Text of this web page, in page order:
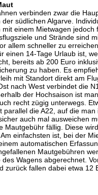
verbinden zwar die
der südlichen Algarve.
mit einem Mietwagen jedoch
und Strände sind
allem schneller zu
einen 14-Tage Urlaub ist,
bereits ab 200 Euro
zu haben. Es
mit Standort direkt am
nach West verbindet die
der Hochsaison ist
recht zügig unterwegs.
parallel die A22, auf die man
auch mal ausweichen
Mautgebühr fällig. Diese
einfachsten ist, bei der
automatischen
Mautgebühren
des Wagens abgerechnet.
zurück fallen dabei etwa 12